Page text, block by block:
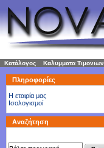
Κατάλογος Καλυμματα Τιμονιων
Πληροφορίες
H εταιρία μας
Ισολογισμοί
Αναζήτηση